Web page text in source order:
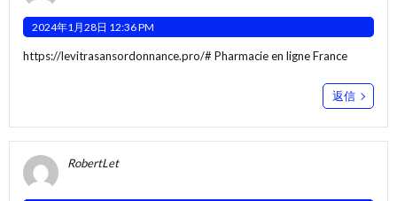
2024年1月28日 12:36 PM
https://levitrasansordonnance.pro/# Pharmacie en ligne France
返信
RobertLet